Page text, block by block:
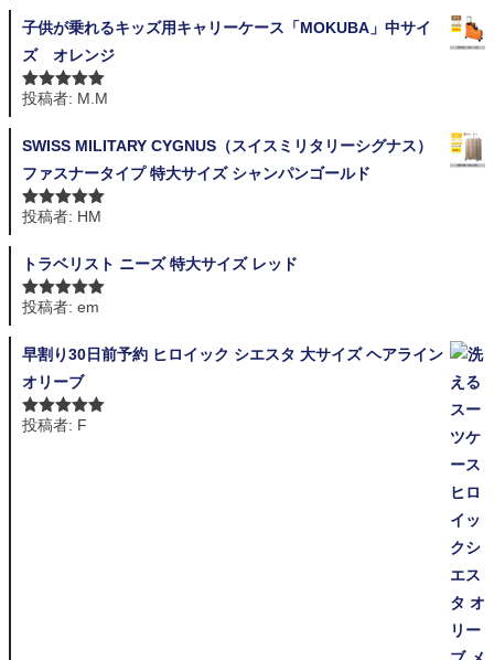
子供が乗れるキッズ用キャリーケース「MOKUBA」中サイ
ズ オレンジ
5段階中 5の
投稿者: M.M
SWISS MILITARY CYGNUS（スイスミリタリーシグナス）
ファスナータイプ 特大サイズ シャンパンゴールド
5段階中 5の
投稿者: HM
トラベリスト ニーズ 特大サイズ レッド
5段階中 5の
投稿者: em
早割り30日前予約 ヒロイック シエスタ 大サイズ ヘアライン
オリーブ
5段階中 5の
投稿者: F